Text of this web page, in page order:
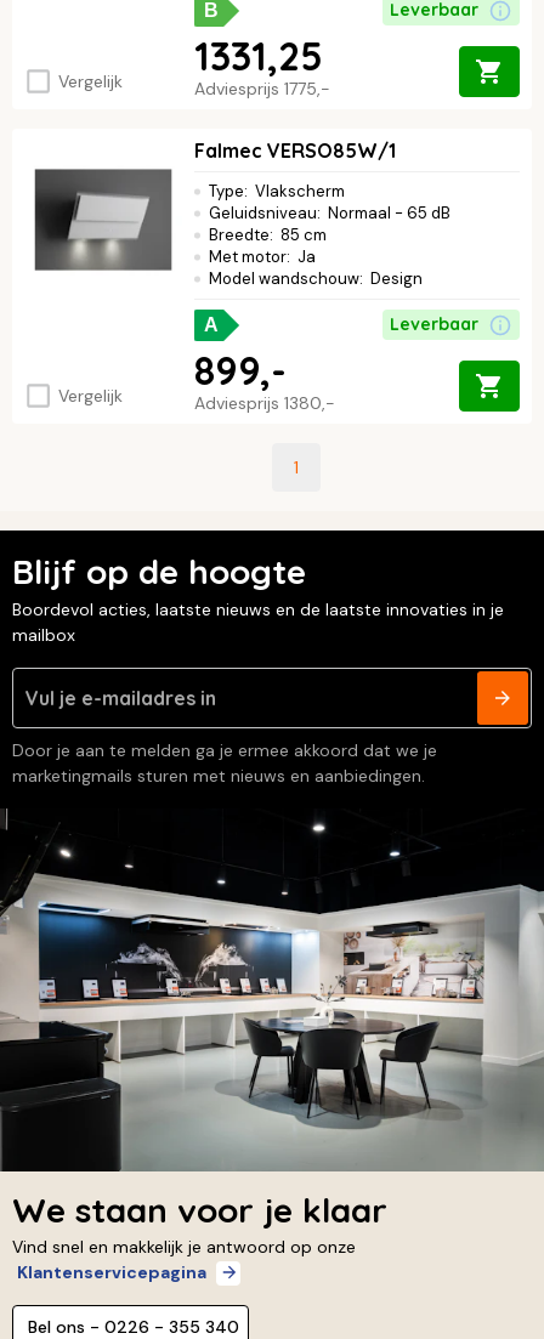
Vergelijk
B Leverbaar
Adviesprijs 1775,-
1331,25
Vergelijk
Falmec VERSO85W/1
Type: Vlakscherm
Geluidsniveau: Normaal - 65 dB
Breedte: 85 cm
Met motor: Ja
Model wandschouw: Design
A Leverbaar
Adviesprijs 1380,-
899,-
1
Blijf op de hoogte
Boordevol acties, laatste nieuws en de laatste innovaties in je
mailbox
Door je aan te melden ga je ermee akkoord dat we je
marketingmails sturen met nieuws en aanbiedingen.
We staan voor je klaar
Vind snel en makkelijk je antwoord op onze
Klantenservicepagina
Bel ons - 0226 - 355 340